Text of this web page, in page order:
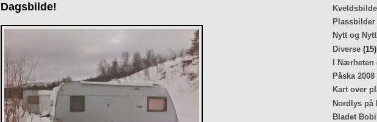
Dagsbilde!
Plassbilder
Nytt og
Diverse (15)
I Nærheten
Påska 2008
Kart over
Nordlys på
Bladet